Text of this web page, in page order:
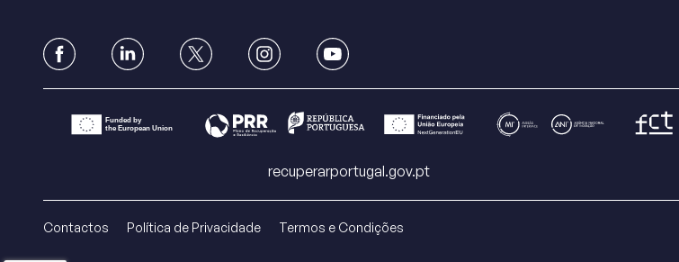
recuperarportugal.gov.pt
Contactos Política de Privacidade Termos e Condições